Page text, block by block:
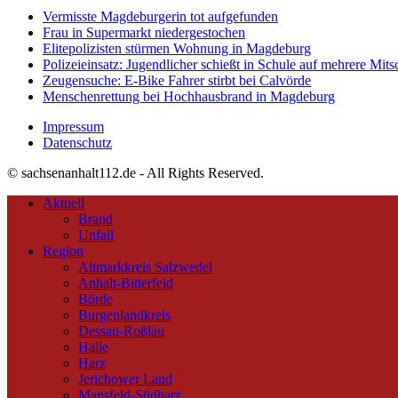
Vermisste Magdeburgerin tot aufgefunden
Frau in Supermarkt niedergestochen
Elitepolizisten stürmen Wohnung in Magdeburg
Polizeieinsatz: Jugendlicher schießt in Schule auf mehrere
Zeugensuche: E-Bike Fahrer stirbt bei Calvörde
Menschenrettung bei Hochhausbrand in Magdeburg
Impressum
Datenschutz
© sachsenanhalt112.de - All Rights Reserved.
Aktuell
Brand
Unfall
Region
Altmarkkreis Salzwedel
Anhalt-Bitterfeld
Börde
Burgenlandkreis
Dessau-Roßlau
Halle
Harz
Jerichower Land
Mansfeld-Südharz